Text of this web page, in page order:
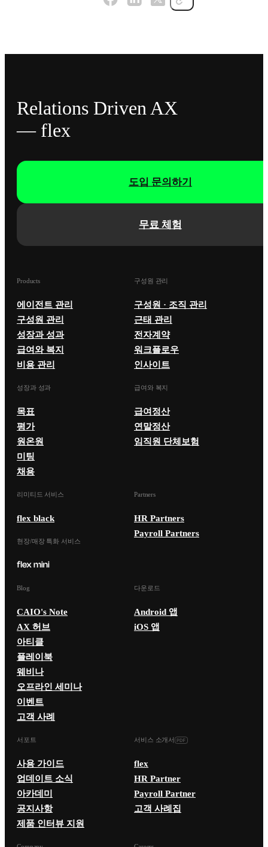
Relations Driven AX
— flex
무료 체험
도입 문의하기
Products
에이전트 관리
구성원 관리
성장과 성과
급여와 복지
비용 관리
구성원 관리
구성원 · 조직 관리
근태 관리
전자계약
워크플로우
인사이트
성장과 성과
목표
평가
원온원
미팅
채용
급여와 복지
급여정산
연말정산
임직원 단체보험
리미티드 서비스
flex black
현장/매장 특화 서비스
Partners
HR Partners
Payroll Partners
Blog
CAIO's Note
AX 허브
아티클
플레이북
웨비나
오프라인 세미나
이벤트
고객 사례
다운로드
Android 앱
iOS 앱
서포트
사용 가이드
업데이트 소식
아카데미
공지사항
제품 인터뷰 지원
서비스 소개서
flex
HR Partner
Payroll Partner
고객 사례집